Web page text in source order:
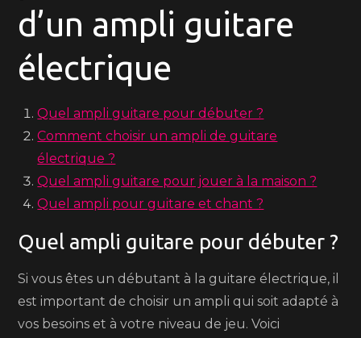
d’un ampli guitare
électrique
Quel ampli guitare pour débuter ?
Comment choisir un ampli de guitare
électrique ?
Quel ampli guitare pour jouer à la maison ?
Quel ampli pour guitare et chant ?
Quel ampli guitare pour débuter ?
Si vous êtes un débutant à la guitare électrique, il
est important de choisir un ampli qui soit adapté à
vos besoins et à votre niveau de jeu. Voici